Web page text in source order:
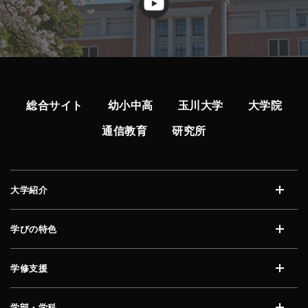
総合サイト 幼小中高 玉川大学 大学院
通信教育 研究所
大学紹介
学びの特色
学修支援